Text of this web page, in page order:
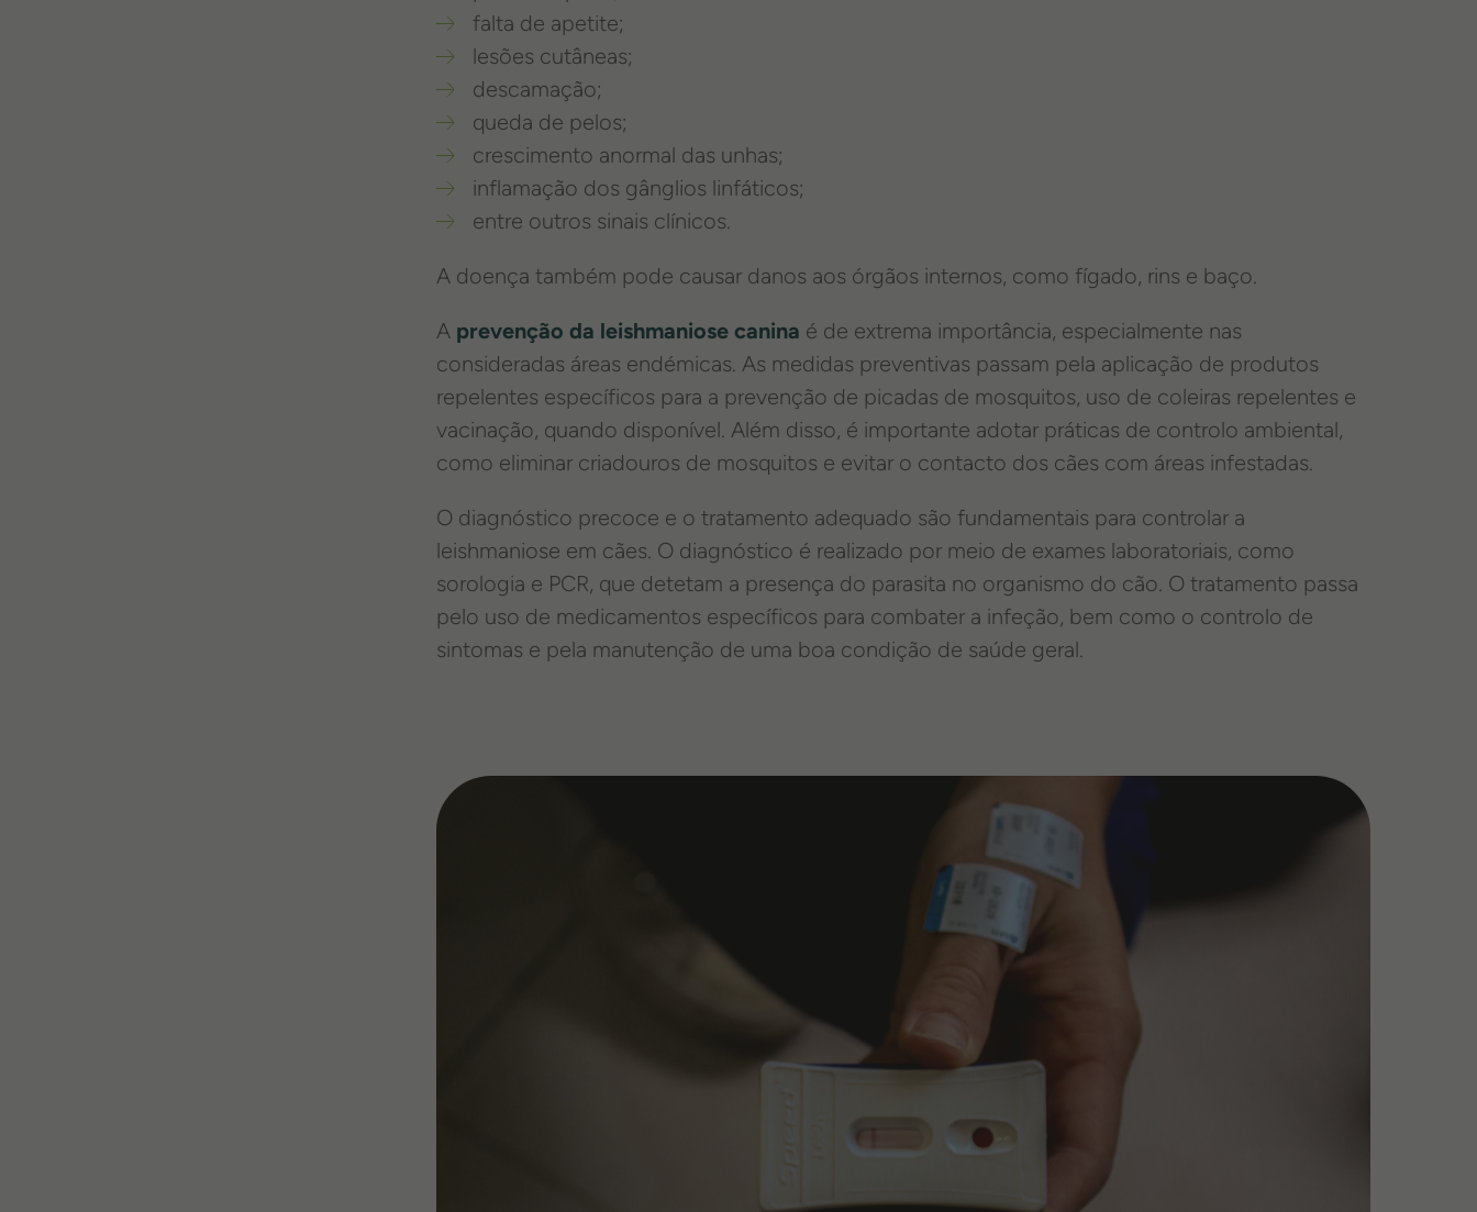
falta de apetite;
lesões cutâneas;
descamação;
queda de pelos;
crescimento anormal das unhas;
inflamação dos gânglios linfáticos;
entre outros sinais clínicos.
A doença também pode causar danos aos órgãos internos, como fígado, rins e baço.
A prevenção da leishmaniose canina é de extrema importância, especialmente nas
consideradas áreas endémicas. As medidas preventivas passam pela aplicação de produtos
repelentes específicos para a prevenção de picadas de mosquitos, uso de coleiras repelentes e
vacinação, quando disponível. Além disso, é importante adotar práticas de controlo ambiental,
como eliminar criadouros de mosquitos e evitar o contacto dos cães com áreas infestadas.
O diagnóstico precoce e o tratamento adequado são fundamentais para controlar a
leishmaniose em cães. O diagnóstico é realizado por meio de exames laboratoriais, como
sorologia e PCR, que detetam a presença do parasita no organismo do cão. O tratamento passa
pelo uso de medicamentos específicos para combater a infeção, bem como o controlo de
sintomas e pela manutenção de uma boa condição de saúde geral.